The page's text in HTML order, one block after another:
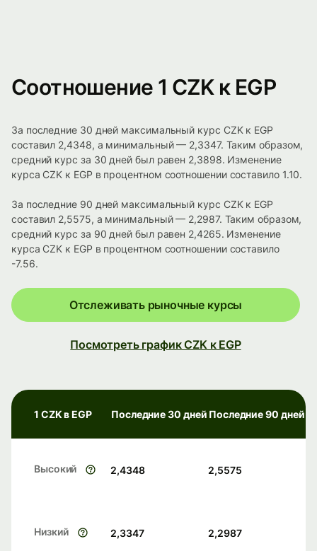
Соотношение 1 CZK к EGP
За последние 30 дней максимальный курс CZK к EGP
составил 2,4348, а минимальный — 2,3347. Таким образом,
средний курс за 30 дней был равен 2,3898. Изменение
курса CZK к EGP в процентном соотношении составило 1.10.
За последние 90 дней максимальный курс CZK к EGP
составил 2,5575, а минимальный — 2,2987. Таким образом,
средний курс за 90 дней был равен 2,4265. Изменение
курса CZK к EGP в процентном соотношении составило
-7.56.
Отслеживать рыночные курсы
Посмотреть график CZK к EGP
1 CZK в EGP Последние 30 дней Последние 90 дней
Высокий 2,4348 2,5575
Низкий 2,3347 2,2987